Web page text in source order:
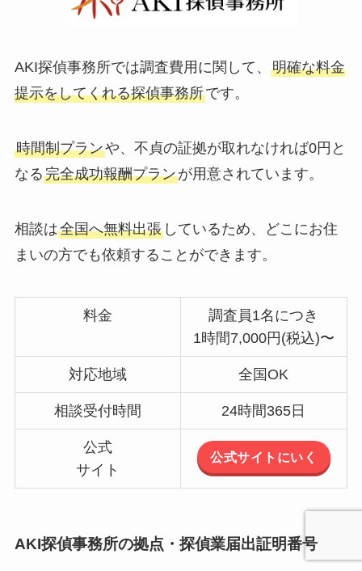
AKI探偵事務所では調査費用に関して、 明確な料金
提示をしてくれる探偵事務所です。
時間制プランや、不貞の証拠が取れなければ0円と
なる完全成功報酬プランが用意されています。
相談は全国へ無料出張しているため、どこにお住
まいの方でも依頼することができます。
料金
調査員1名につき
1時間7,000円(税込)〜
対応地域 全国OK
相談受付時間 24時間365日
公式
サイト
公式サイトにいく
AKI探偵事務所の拠点・探偵業届出証明番号